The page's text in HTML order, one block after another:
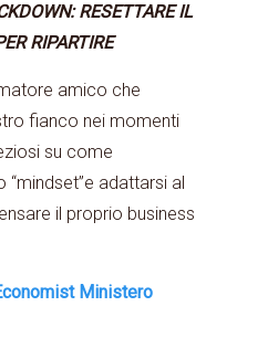
RESETTARE IL
RIPARTIRE
amico che
fianco nei momenti
su come
“mindset”e adattarsi al
il proprio business
Ministero